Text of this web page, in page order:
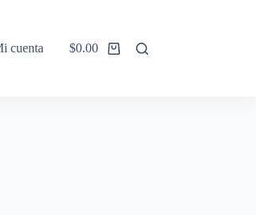
cuenta
Shopping
$0.00